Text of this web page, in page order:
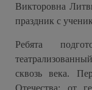
Викторовна
праздник с
Ребята
сквозь века.
Отечества: от